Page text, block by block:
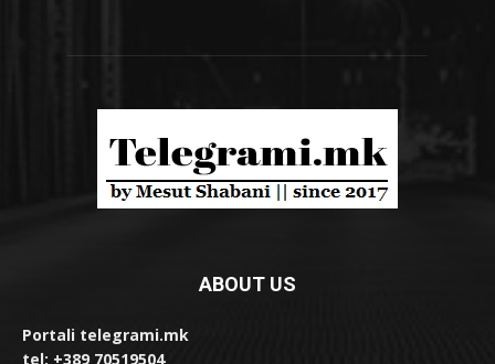
ABOUT US
Portali telegrami.mk
tel: +389 70519504